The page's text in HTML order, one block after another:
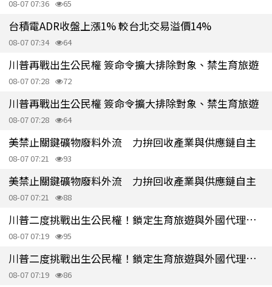
08-07 07:36 65
台積電ADR收盤上漲1% 較台北交易溢價14%
08-07 07:34 64
川普再戰出生公民權 簽命令擴大排除對象、禁生育旅遊
08-07 07:28 72
川普再戰出生公民權 簽命令擴大排除對象、禁生育旅遊
08-07 07:28 64
美禁止關鍵礦物廢料外流 力拚回收產業與供應鏈自主
08-07 07:21 93
美禁止關鍵礦物廢料外流 力拚回收產業與供應鏈自主
08-07 07:21 88
川普二度挑戰出生公民權！鎖定生育旅遊與外國代理人子女
08-07 07:19 95
川普二度挑戰出生公民權！鎖定生育旅遊與外國代理人子女
08-07 07:19 86